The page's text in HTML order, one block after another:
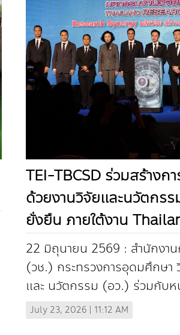
TEI-TBCSD ร่วมสร้างก
ด้วยงานวิจัยและนวัตกร
ยั่งยืน ภายใต้งาน
Expo 2026 (In Thai)
22 มิถุนายน 2569 : สำนักงา
(วช.) กระทรวงการอุดมศึกษา
และ นวัตกรรม (อว.) ร่วมกับห
ในระบบวิจัยทั่วประเทศและภาค
July 23, 2026 | 11:12 AM